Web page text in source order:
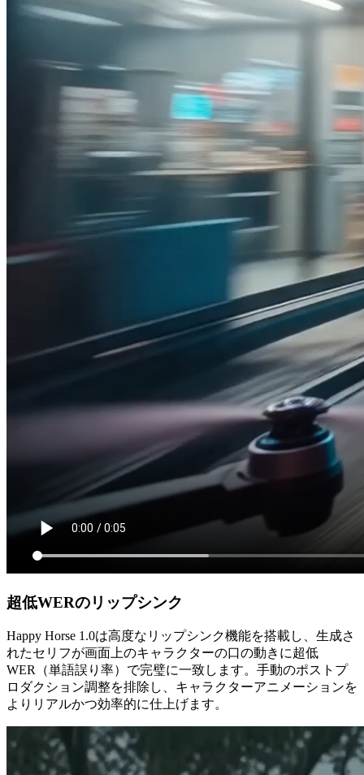
超低WERのリップシンク
Happy Horse 1.0は高度なリップシンク機能を搭載し、生成さ
れたセリフが画面上のキャラクターの口の動きに超低
WER（単語誤り率）で完璧に一致します。手動のポストプ
ロダクション調整を排除し、キャラクターアニメーションを
よりリアルかつ効率的に仕上げます。